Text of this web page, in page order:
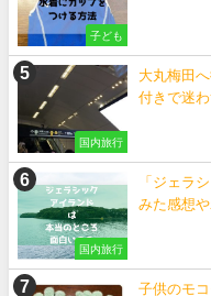
子ども
国内旅行
大丸梅田
付きで迷
国内旅行
「ジェラ
みた感想
子供のモ